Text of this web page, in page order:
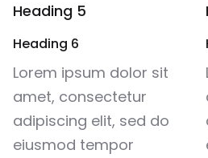
Heading 5
Heading 6
Lorem ipsum dolor sit
amet, consectetur
adipiscing elit, sed do
eiusmod tempor